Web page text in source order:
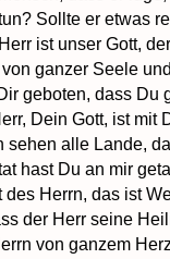
Sollte er etwas
ist unser Gott,
ganzer Seele
geboten, dass Du
Dein Gott, ist mit
sehen alle Lande,
hast Du an mir
des Herrn, das ist
der Herr seine
von ganzem